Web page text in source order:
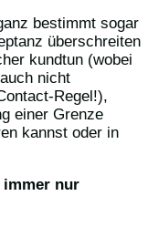
bestimmt sogar
überschreiten
kundtun (wobei
nicht
Regel!),
einer Grenze
kannst oder in
immer nur